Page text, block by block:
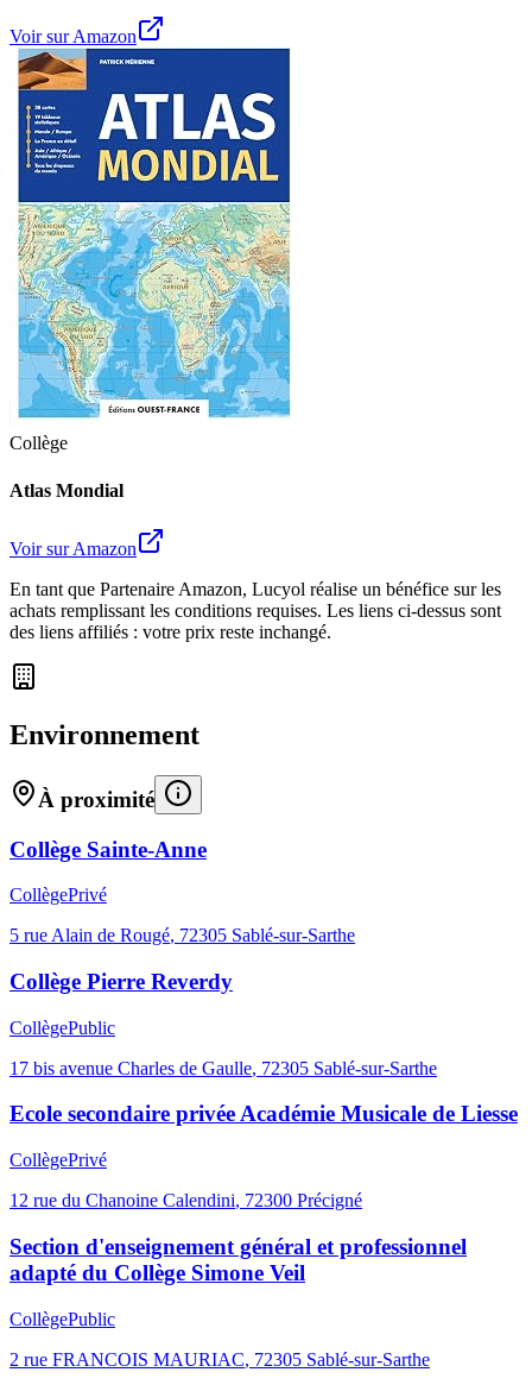
Voir sur Amazon
Collège
Atlas Mondial
Voir sur Amazon
En tant que Partenaire Amazon, Lucyol réalise un bénéfice sur les
achats remplissant les conditions requises. Les liens ci-dessus sont
des liens affiliés : votre prix reste inchangé.
Environnement
À proximité
Collège Sainte-Anne
CollègePrivé
5 rue Alain de Rougé, 72305 Sablé-sur-Sarthe
Collège Pierre Reverdy
CollègePublic
17 bis avenue Charles de Gaulle, 72305 Sablé-sur-Sarthe
Ecole secondaire privée Académie Musicale de Liesse
CollègePrivé
12 rue du Chanoine Calendini, 72300 Précigné
Section d'enseignement général et professionnel
adapté du Collège Simone Veil
CollègePublic
2 rue FRANCOIS MAURIAC, 72305 Sablé-sur-Sarthe